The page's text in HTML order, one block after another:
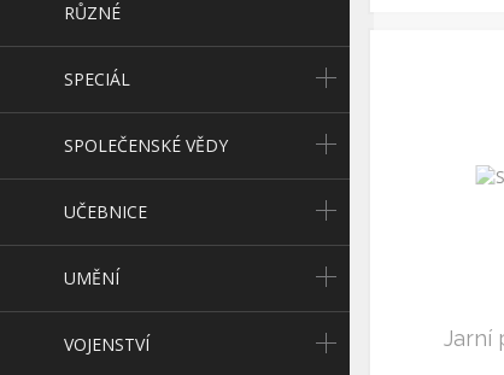
RŮZNÉ
SPECIÁL
SPOLEČENSKÉ VĚDY
UČEBNICE
UMĚNÍ
VOJENSTVÍ Jarní